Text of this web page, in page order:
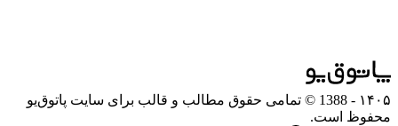
۱۴۰۵
- 1388 © تمامی حقوق مطالب و قالب برای سایت پاتوق‌یو
محفوظ است.